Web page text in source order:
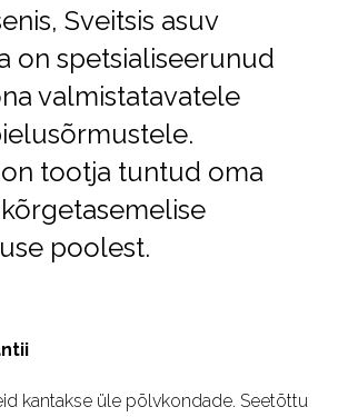
Sveitsis asuv
on spetsialiseerunud
valmistatavatele
tootja tuntud oma
poolest.
kantakse üle põlvkondade. Seetõttu